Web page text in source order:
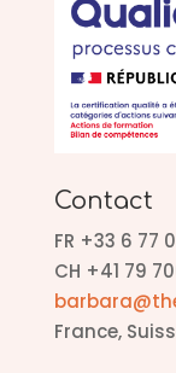
Contact
FR +33 6 77
CH +41 79
France,